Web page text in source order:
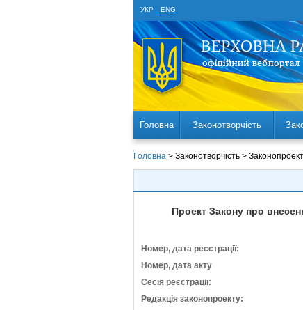
УКР ENG
Головна Законотворчість
Головна > Законотворчість >
Проект Закону про
Номер, дата реєстрації:
Номер, дата акту
Сесія реєстрації:
Редакція законопроекту: